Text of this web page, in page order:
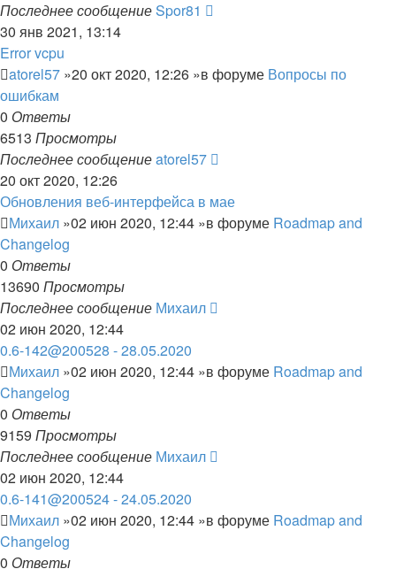
Последнее сообщениеSpor81
30 янв 2021, 13:14
Error vcpu
atorel57 »20 окт 2020, 12:26 »в форуме Вопросы по
ошибкам
0 Ответы
6513 Просмотры
Последнее сообщениеatorel57
20 окт 2020, 12:26
Обновления веб-интерфейса в мае
Михаил »02 июн 2020, 12:44 »в форуме Roadmap and
Changelog
0 Ответы
13690 Просмотры
Последнее сообщение Михаил
02 июн 2020, 12:44
0.6-142@200528 - 28.05.2020
Михаил »02 июн 2020, 12:44 »в форуме Roadmap and
Changelog
0 Ответы
9159 Просмотры
Последнее сообщение Михаил
02 июн 2020, 12:44
0.6-141@200524 - 24.05.2020
Михаил »02 июн 2020, 12:44 »в форуме Roadmap and
Changelog
0 Ответы